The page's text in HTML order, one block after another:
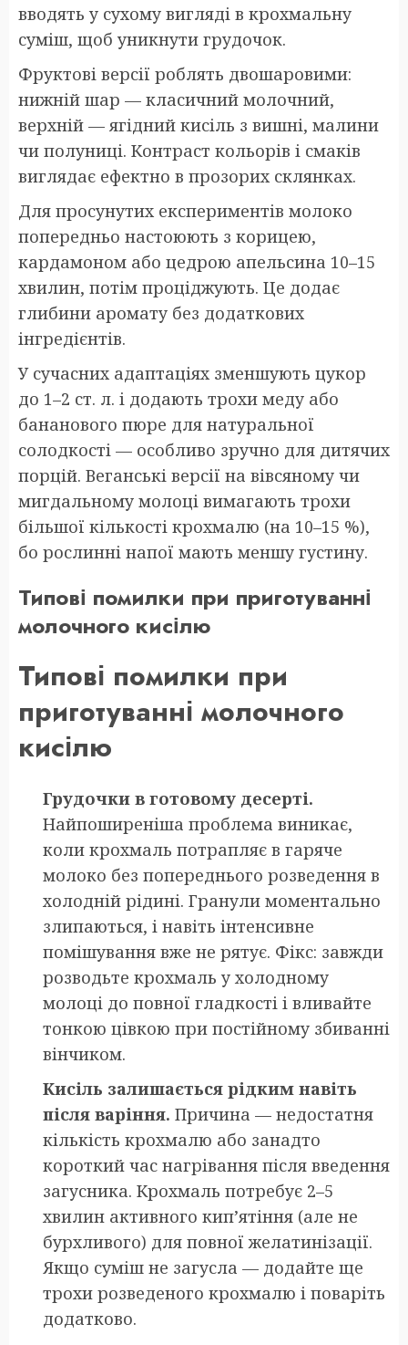
вводять у сухому вигляді в крохмальну
суміш, щоб уникнути грудочок.
Фруктові версії роблять двошаровими:
нижній шар — класичний молочний,
верхній — ягідний кисіль з вишні, малини
чи полуниці. Контраст кольорів і смаків
виглядає ефектно в прозорих склянках.
Для просунутих експериментів молоко
попередньо настоюють з корицею,
кардамоном або цедрою апельсина 10–15
хвилин, потім проціджують. Це додає
глибини аромату без додаткових
інгредієнтів.
У сучасних адаптаціях зменшують цукор
до 1–2 ст. л. і додають трохи меду або
бананового пюре для натуральної
солодкості — особливо зручно для дитячих
порцій. Веганські версії на вівсяному чи
мигдальному молоці вимагають трохи
більшої кількості крохмалю (на 10–15 %),
бо рослинні напої мають меншу густину.
Типові помилки при приготуванні
молочного кисілю
Типові помилки при
приготуванні молочного
кисілю
Грудочки в готовому десерті.
Найпоширеніша проблема виникає,
коли крохмаль потрапляє в гаряче
молоко без попереднього розведення в
холодній рідині. Гранули моментально
злипаються, і навіть інтенсивне
помішування вже не рятує. Фікс: завжди
розводьте крохмаль у холодному
молоці до повної гладкості і вливайте
тонкою цівкою при постійному збиванні
вінчиком.
Кисіль залишається рідким навіть
після варіння. Причина — недостатня
кількість крохмалю або занадто
короткий час нагрівання після введення
загусника. Крохмаль потребує 2–5
хвилин активного кип’ятіння (але не
бурхливого) для повної желатинізації.
Якщо суміш не загусла — додайте ще
трохи розведеного крохмалю і поваріть
додатково.